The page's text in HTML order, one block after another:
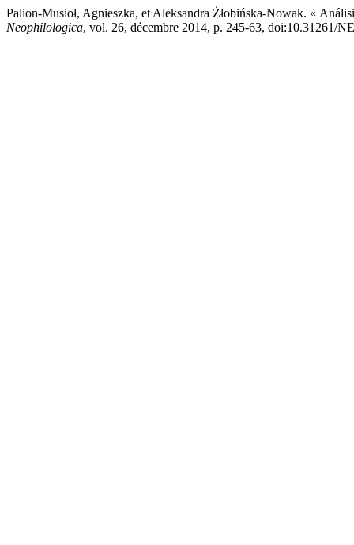
Palion-Musioł, Agnieszka, et Aleksandra Żłobińska-Nowak. «
Neophilologica, vol. 26, décembre 2014, p. 245-63, doi:10.31261/